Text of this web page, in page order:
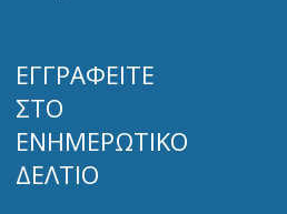
ΕΓΓΡΑΦΕΊΤΕ
ΣΤΟ
ΕΝΗΜΕΡΩΤΙΚΌ
ΔΕΛΤΊΟ